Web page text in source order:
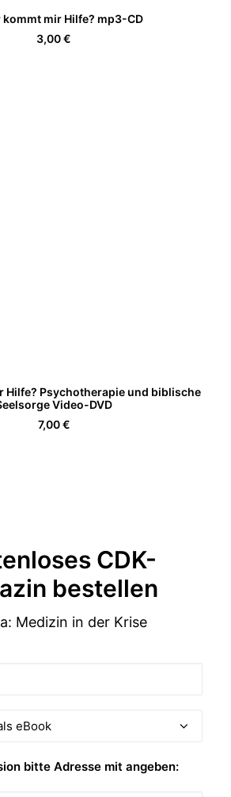
IN DEN WARENKORB
kommt mir Hilfe? mp3-CD
3,00€
IN DEN WARENKORB
Hilfe? Psychotherapie und biblische
Video-DVD
7,00€
CDK-
bestellen
Medizin in der Krise
bitte Adresse mit angeben: